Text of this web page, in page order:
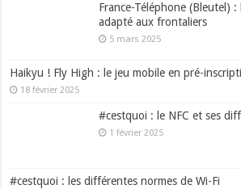
France-Téléphone (Bleutel) :
adapté aux frontaliers
5 mars 2025
Haikyu ! Fly High : le jeu mobile en pré-
18 février 2025
#cestquoi : le NFC et ses
1 février 2025
#cestquoi : les différentes normes de Wi-Fi